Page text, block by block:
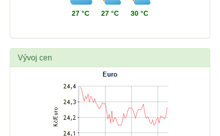
27 °C 27 °C 30 °C
Vývoj cen